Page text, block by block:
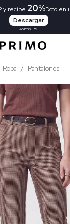
y recibe 20%Dcto en
Descargar
Aplican TyC
Ropa Pantalones